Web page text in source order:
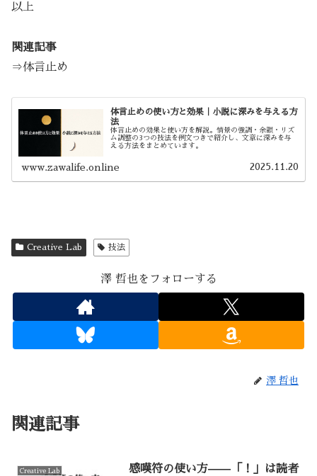
以上
関連記事
⇒体言止め
体言止めの使い方と効果｜小説に深みを与える方
法
体言止めの効果と使い方を解説。情景の強調・余韻・リズ
ム調整の3つの技法を例文つきで紹介し、文章に深みを与
える方法をまとめています。
www.zawalife.online 2025.11.20
Creative Lab 技法
澤 哲也をフォローする
澤 哲也
関連記事
Creative Lab
感嘆符の使い方——「！」は読者